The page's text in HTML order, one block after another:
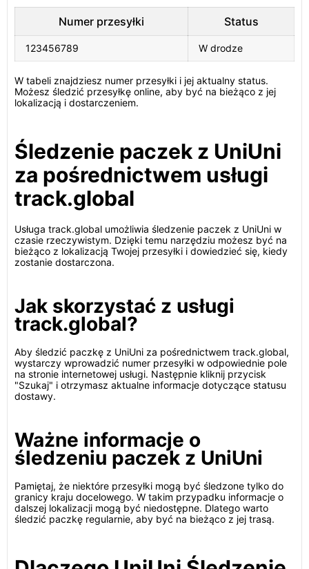
Numer przesyłki Status
123456789 W drodze
W tabeli znajdziesz numer przesyłki i jej aktualny status.
Możesz śledzić przesyłkę online, aby być na bieżąco z jej
lokalizacją i dostarczeniem.
Śledzenie paczek z UniUni
za pośrednictwem usługi
track.global
Usługa track.global umożliwia śledzenie paczek z UniUni w
czasie rzeczywistym. Dzięki temu narzędziu możesz być na
bieżąco z lokalizacją Twojej przesyłki i dowiedzieć się, kiedy
zostanie dostarczona.
Jak skorzystać z usługi
track.global?
Aby śledzić paczkę z UniUni za pośrednictwem track.global,
wystarczy wprowadzić numer przesyłki w odpowiednie pole
na stronie internetowej usługi. Następnie kliknij przycisk
"Szukaj" i otrzymasz aktualne informacje dotyczące statusu
dostawy.
Ważne informacje o
śledzeniu paczek z UniUni
Pamiętaj, że niektóre przesyłki mogą być śledzone tylko do
granicy kraju docelowego. W takim przypadku informacje o
dalszej lokalizacji mogą być niedostępne. Dlatego warto
śledzić paczkę regularnie, aby być na bieżąco z jej trasą.